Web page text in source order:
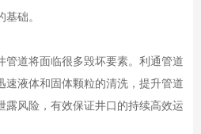
础。
管道将面临很多毁坏要素。利通管道
速液体和固体颗粒的清洗，提升管道
露风险，有效保证井口的持续高效运